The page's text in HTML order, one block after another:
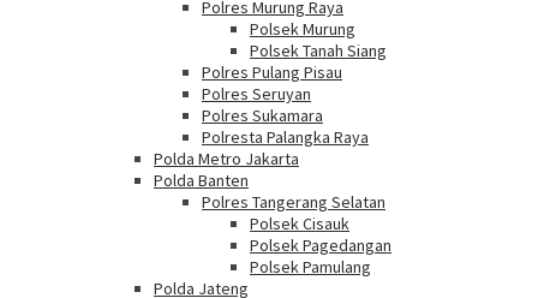
Polres Murung Raya
Polsek Murung
Polsek Tanah Siang
Polres Pulang Pisau
Polres Seruyan
Polres Sukamara
Polresta Palangka Raya
Polda Metro Jakarta
Polda Banten
Polres Tangerang Selatan
Polsek Cisauk
Polsek Pagedangan
Polsek Pamulang
Polda Jateng